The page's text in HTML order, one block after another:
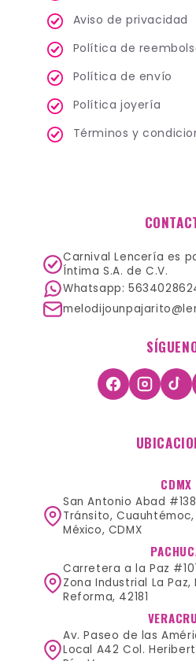
Aviso de privacidad
Política de
Política de envío
Política joyería
Términos y
Carnival Lencería es
Íntima S.A. de C.V.
Whatsapp:
CDMX
San Antonio Abad #138
Tránsito,
México, CDMX
Carretera a la Paz
Zona Industrial La
Reforma, 42181
Av. Paseo de las
Local A42 Col.